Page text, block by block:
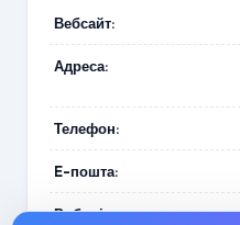
Вебсайт:
Адреса:
Телефон:
E-пошта:
Робочі години: